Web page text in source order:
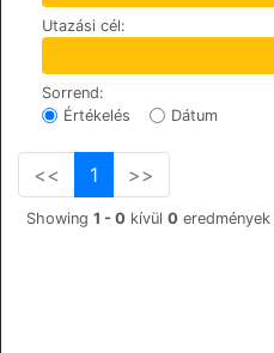
Utazási cél:
Sorrend:
Értékelés
Dátum
<< 1 >>
Showing 1 - 0 kívül 0 eredmények